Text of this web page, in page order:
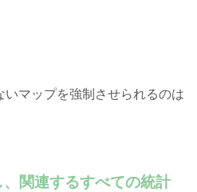
マップを強制させられるのは
関連するすべての統計